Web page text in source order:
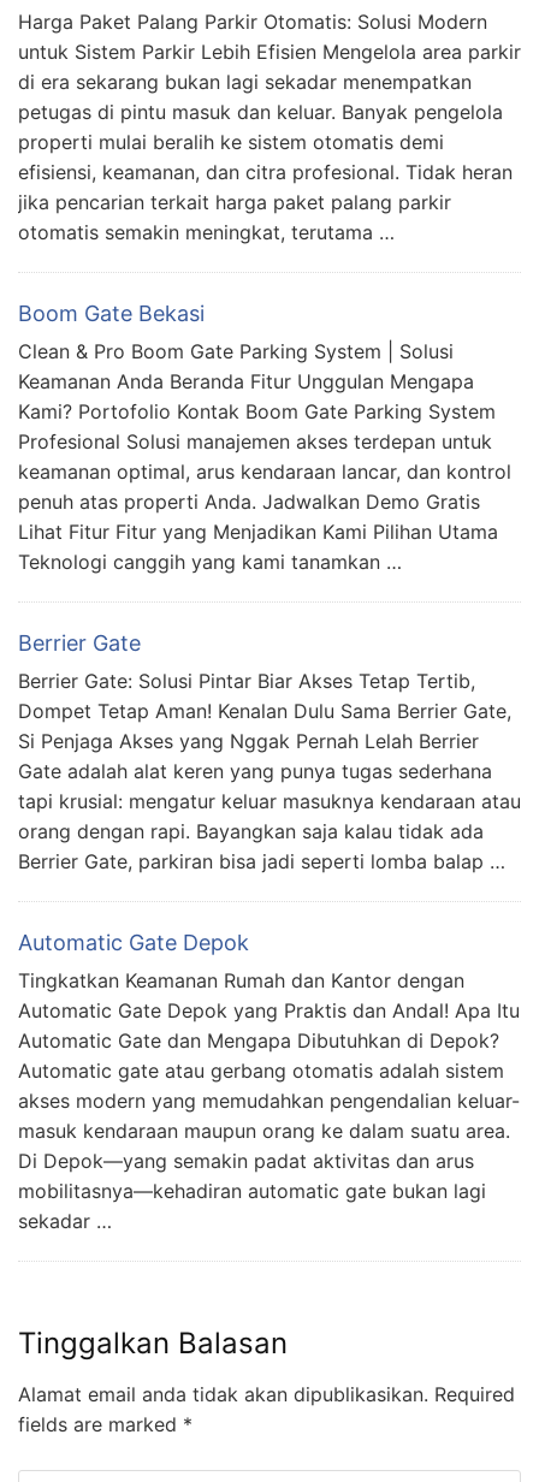
Harga Paket Palang Parkir Otomatis: Solusi Modern
untuk Sistem Parkir Lebih Efisien Mengelola area parkir
di era sekarang bukan lagi sekadar menempatkan
petugas di pintu masuk dan keluar. Banyak pengelola
properti mulai beralih ke sistem otomatis demi
efisiensi, keamanan, dan citra profesional. Tidak heran
jika pencarian terkait harga paket palang parkir
otomatis semakin meningkat, terutama …
Boom Gate Bekasi
Clean & Pro Boom Gate Parking System | Solusi
Keamanan Anda Beranda Fitur Unggulan Mengapa
Kami? Portofolio Kontak Boom Gate Parking System
Profesional Solusi manajemen akses terdepan untuk
keamanan optimal, arus kendaraan lancar, dan kontrol
penuh atas properti Anda. Jadwalkan Demo Gratis
Lihat Fitur Fitur yang Menjadikan Kami Pilihan Utama
Teknologi canggih yang kami tanamkan …
Berrier Gate
Berrier Gate: Solusi Pintar Biar Akses Tetap Tertib,
Dompet Tetap Aman! Kenalan Dulu Sama Berrier Gate,
Si Penjaga Akses yang Nggak Pernah Lelah Berrier
Gate adalah alat keren yang punya tugas sederhana
tapi krusial: mengatur keluar masuknya kendaraan atau
orang dengan rapi. Bayangkan saja kalau tidak ada
Berrier Gate, parkiran bisa jadi seperti lomba balap …
Automatic Gate Depok
Tingkatkan Keamanan Rumah dan Kantor dengan
Automatic Gate Depok yang Praktis dan Andal! Apa Itu
Automatic Gate dan Mengapa Dibutuhkan di Depok?
Automatic gate atau gerbang otomatis adalah sistem
akses modern yang memudahkan pengendalian keluar-
masuk kendaraan maupun orang ke dalam suatu area.
Di Depok—yang semakin padat aktivitas dan arus
mobilitasnya—kehadiran automatic gate bukan lagi
sekadar …
Tinggalkan Balasan
Alamat email anda tidak akan dipublikasikan. Required
fields are marked *